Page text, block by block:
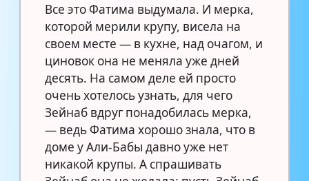
Все это Фатима выдумала. И мерка,
которой мерили крупу, висела на
своем месте — в кухне, над очагом, и
циновок она не меняла уже дней
десять. На самом деле ей просто
очень хотелось узнать, для чего
Зейнаб вдруг понадобилась мерка,
— ведь Фатима хорошо знала, что в
доме у Али-Бабы давно уже нет
никакой крупы. А спрашивать